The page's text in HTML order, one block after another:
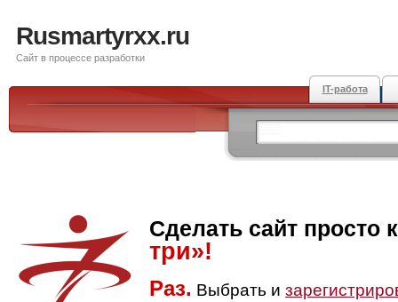
Rusmartyrxx.ru
Сайт в процессе разработки
IT-работа
Сделать сайт просто
три»!
Раз. Выбрать и